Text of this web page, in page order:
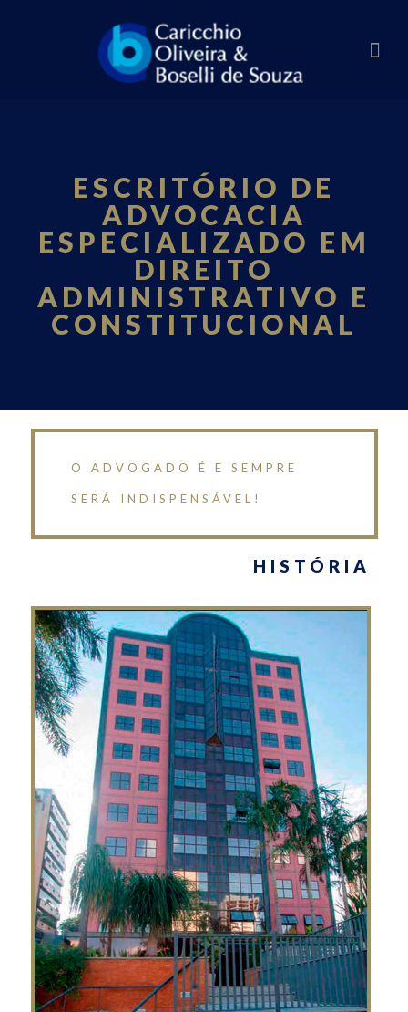
ESCRITÓRIO DE
ADVOCACIA
ESPECIALIZADO EM
DIREITO
ADMINISTRATIVO E
CONSTITUCIONAL
O ADVOGADO É E SEMPRE
SERÁ INDISPENSÁVEL!
HISTÓRIA